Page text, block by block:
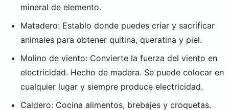
mineral de elemento.
Matadero: Establo donde puedes criar y sacrificar
animales para obtener quitina, queratina y piel.
Molino de viento: Convierte la fuerza del viento en
electricidad. Hecho de madera. Se puede colocar en
cualquier lugar y siempre produce electricidad.
Caldero: Cocina alimentos, brebajes y croquetas.